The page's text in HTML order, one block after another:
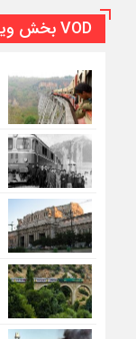
VOD بخش ویدیو